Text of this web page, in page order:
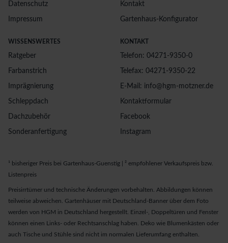
Datenschutz
Impressum
Kontakt
Gartenhaus-Konfigurator
WISSENSWERTES
Ratgeber
Farbanstrich
Imprägnierung
Schleppdach
Dachzubehör
Sonderanfertigung
KONTAKT
Telefon: 04271-9350-0
Telefax: 04271-9350-22
E-Mail: info@hgm-motzner.de
Kontaktformular
Facebook
Instagram
¹ bisheriger Preis bei Gartenhaus-Guenstig | ² empfohlener Verkaufspreis bzw.
Listenpreis
Preisirrtümer und technische Änderungen vorbehalten. Abbildungen können
teilweise abweichen. Gartenhäuser mit Deutschland-Banner über dem Foto
werden von HGM in Deutschland hergestellt. Einzel-, Doppeltüren und Fenster
können einen Links- oder Rechtsanschlag haben. Deko wie Blumenkästen oder
auch Tische und Stühle sind nicht im normalen Lieferumfang enthalten.